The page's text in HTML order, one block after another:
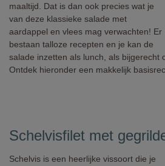
maaltijd. Dat is dan ook precies wat je
van deze klassieke salade met
aardappel en vlees mag verwachten! Er
bestaan talloze recepten en je kan de
salade inzetten als lunch, als
Ontdek hieronder een makkelijk
Schelvisfilet met
Schelvis is een heerlijke vissoort die je